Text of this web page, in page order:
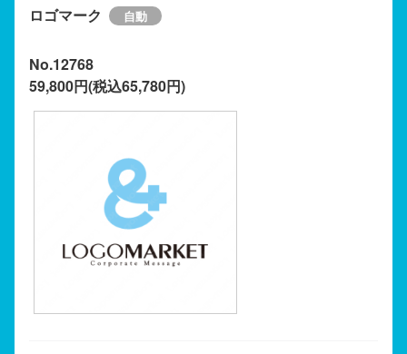
ロゴマーク
No.12768
59,800円(税込65,780円)